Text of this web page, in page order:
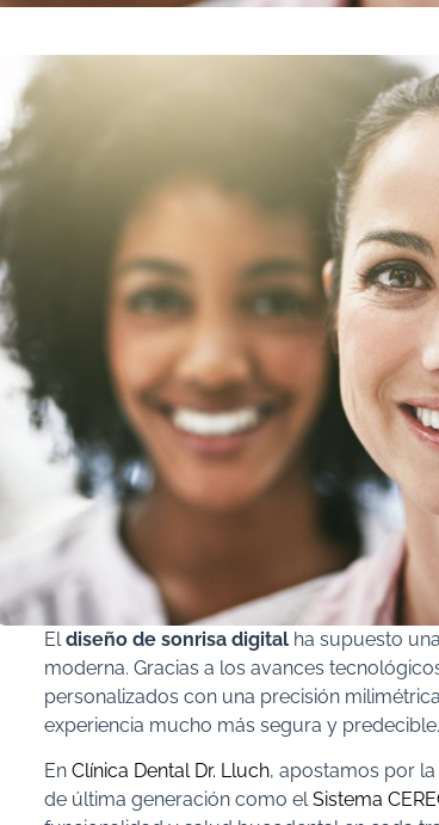
Eldiseño de sonrisa digital ha supuesto
moderna. Gracias a los avances
personalizados con una precisión
experiencia mucho más segura y predecible.
En Clínica Dental Dr. Lluch, apostamos por
de última generación como elSistema